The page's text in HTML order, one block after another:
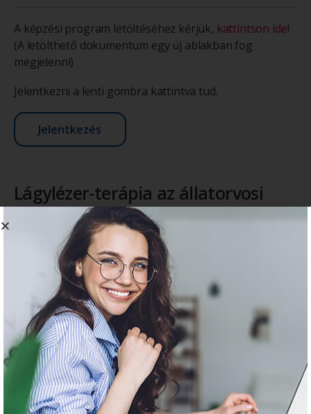
A képzési program letöltéséhez kérjük, kattintson ide!
(A letölthető dokumentum egy új ablakban fog
megjelenni)
Jelentkezni a lenti gombra kattintva tud.
Jelentkezés
Lágylézer-terápia az állatorvosi
gyakorlatban
Továbbképzési pont
Helyszín:
Szervezés alatt
Időpont:
Szervezés alatt
Jelentkezési határidő:
Szervezés alatt
A továbbképzés díja:
Szervezés alatt
Akiknek ajánljuk:
Szervezés alatt